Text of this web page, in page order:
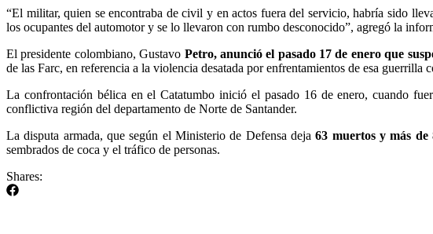
“El militar, quien se encontraba de civil y en actos fuera del servicio, habría sido
los ocupantes del automotor y se lo llevaron con rumbo desconocido”, agregó la
El presidente colombiano, Gustavo Petro, anunció el pasado 17 de enero que
de las Farc, en referencia a la violencia desatada por enfrentamientos de esa
La confrontación bélica en el Catatumbo inició el pasado 16 de enero, cuando
conflictiva región del departamento de Norte de Santander.
La disputa armada, que según el Ministerio de Defensa deja 63 muertos y más de
sembrados de coca y el tráfico de personas.
Shares: